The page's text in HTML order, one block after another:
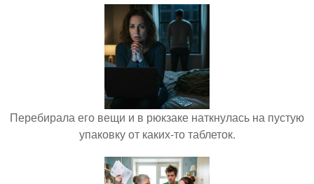
Перебирала его вещи и в рюкзаке наткнулась на пустую
упаковку от каких-то таблеток.